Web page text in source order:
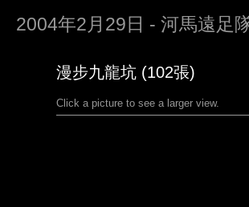
2004年2月29日 - 河馬遠足
漫步九龍坑 (102張)
Click a picture to see a larger view.